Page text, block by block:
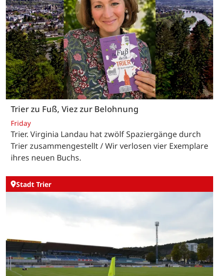
Trier zu Fuß, Viez zur Belohnung
Friday
Trier. Virginia Landau hat zwölf Spaziergänge durch
Trier zusammengestellt / Wir verlosen vier Exemplare
ihres neuen Buchs.
Stadt Trier